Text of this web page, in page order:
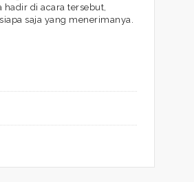
di acara tersebut,
saja yang menerimanya.